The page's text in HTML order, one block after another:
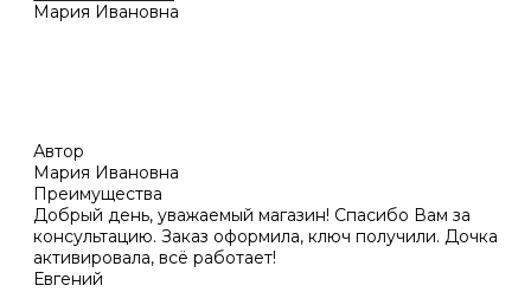
Мария Ивановна
Автор
Мария Ивановна
Преимущества
Добрый день, уважаемый магазин! Спасибо Вам за
консультацию. Заказ оформила, ключ получили. Дочка
активировала, всё работает!
Евгений